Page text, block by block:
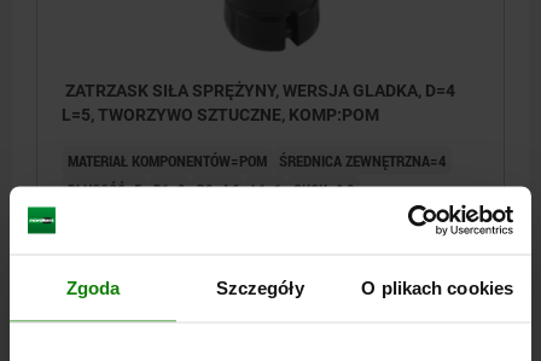
Zgoda Szczegóły O plikach cookies
ZATRZASK SIŁA SPRĘŻYNY, WERSJA GLADKA, D=4
L=5, TWORZYWO SZTUCZNE, KOMP:POM
MATERIAŁ KOMPONENTÓW=POM
ŚREDNICA ZEWNĘTRZNA=4
DŁUGOŚĆ=5 D1=3 D2=4,6 L1=1 SKOK=0,8
Nr zamówienia: 03076-204